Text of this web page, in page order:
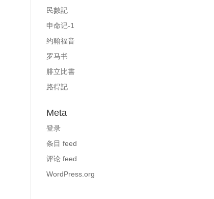
民數記
申命记-1
约翰福音
罗马书
腓立比書
路得記
Meta
登录
条目 feed
评论 feed
WordPress.org